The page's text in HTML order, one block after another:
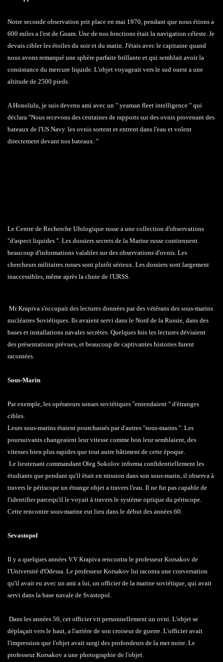
Notre seconde observation prit place en mai 1970, pendant que nous étions a
600 miles a l'est de Guam. Une de nos fonctions était la navigation céleste. Je
devais cibler les étoiles du soir et du matin. J'étais avec le capitaine quand
nous avons remarqué une sphère parfaite brillante et qui semblait avoir la
consistance du mercure liquide. L'objet voyageait vers le sud ouest a une
altitude de 2500 pieds.
A Honolulu, je suis devenu ami avec un " yeaman fleet intelligence " qui
déclara "Nous recevons des centaines de rapports sur des ovnis provenant des
bateaux de l'US Navy. les ovnis sortent et entrent dans l'eau et volent
directement devant nos bateaux. "
Le Centre de Recherche Ufologique russe a une collection d'observations
"d'aspect liquides ". Les dossiers secrets de la Marine russe contiennent
beaucoup d'informations valables sur des observations d'ovnis. Les
chercheurs militaires russes sont plutôt sérieux. Les dossiers sont largement
inaccessibles, même après la chute de l'URSS.
Mr Krapiva s'occupait des lectures données par des vétérans des sous-marins
nucléaires Soviétiques. Ils avaient servi dans le Nord de la Russie, dans des
bases et installations navales secrètes. Quelques fois les lectures déviaient
des présentations prévues, et beaucoup de captivantes histories furent
racontées.
Sous-Marin
Par exemple, les opérateurs sonars soviétiques "entendaient " d'étranges
cibles.
Leurs sous-marins étaient pourchassés par d'autres "sous-marins ". Les
poursuivants changeaient leur vitesse comme bon leur semblaient, des
vitesses bien plus rapides que tout autre bâtiment de cette époque.
Le lieutenant commandant Oleg Sokolov informa confidentiellement les
étudiants que pendant qu'il était en mission dans son sous-marin, il observa à
travers le périscope un étrange objet a travers l'eau. Il ne fut pas capable de
l'identifier parcequ'il le voyait à travers le système optique du périscope.
Cette rencontre sous-marine eut lieu dans le début des années 60.
Sevastopol
Il y a quelques années V.V Krapiva rencontra le professeur Korsakov de
l'Université d'Odessa. Le professeur Korsakov lui raconta une conversation
qu'il avait eu avec un ami a lui, un officier de la marine soviétique, qui avait
servi dans la base navale de Svastopol.
Dans les années 50, cet officier vit personnellement un ovni. L'objet se
déplaçait vers le haut, a l'arrière de son croiseur de guerre. L'officier avait
l'impression que l'objet avait surgi des profondeurs de la mer noire. Le
professeur Korsakov a une photographie de l'objet.